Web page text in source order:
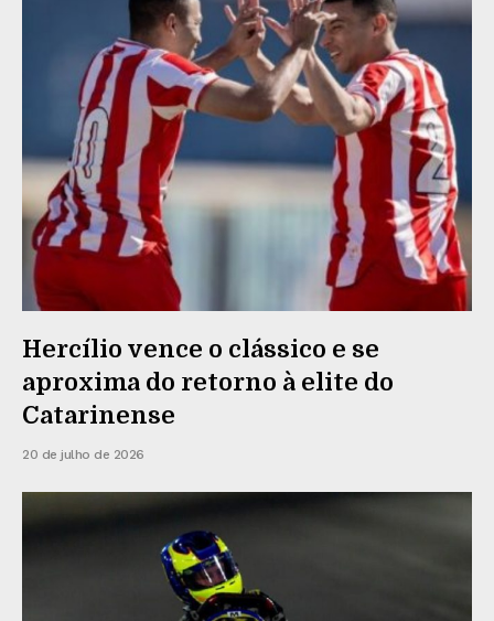
Hercílio vence o clássico e se
aproxima do retorno à elite do
Catarinense
20 de julho de 2026